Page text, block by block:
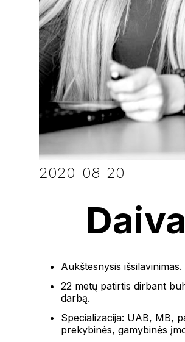
2020-08-20
Daiva
Aukštesnysis išsilavinimas.
22 metų patirtis dirbant
darbą.
Specializacija: UAB, MB,
prekybinės, gamybinės